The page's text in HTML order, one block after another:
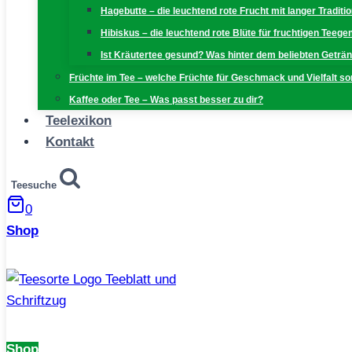
Hagebutte – die leuchtend rote Frucht mit langer
Hibiskus – die leuchtend rote Blüte für fruchtigen
Ist Kräutertee gesund? Was hinter dem beliebten
Früchte im Tee – welche Früchte für Geschmack und Vielfalt
Kaffee oder Tee – Was passt besser zu dir?
Teelexikon
Kontakt
Teesuche
0
Shop